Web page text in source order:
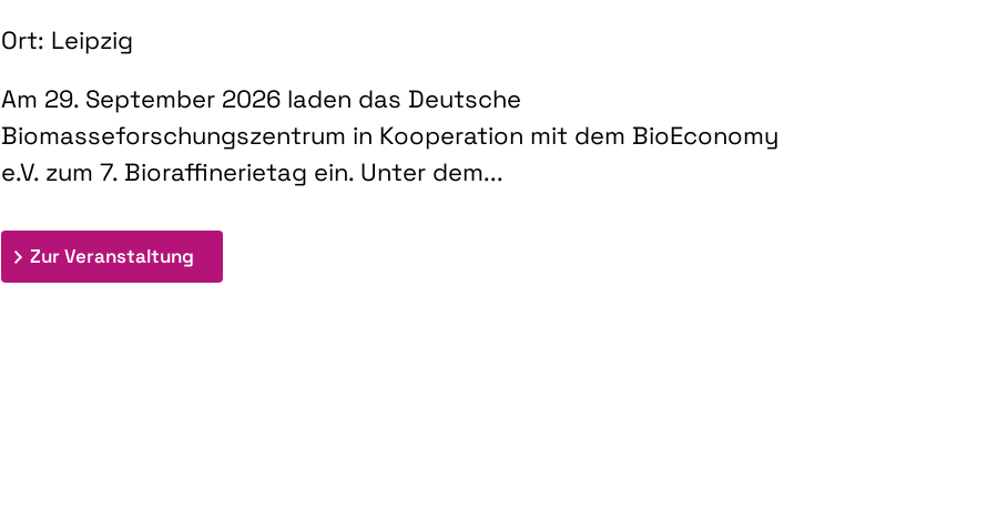
Ort: Leipzig
Am 29. September 2026 laden das Deutsche
Biomasseforschungszentrum in Kooperation mit dem BioEconomy
e.V. zum 7. Bioraffinerietag ein. Unter dem...
Zur Veranstaltung: 7. Bioraffinerietag "Schlüsseltechnologien für biobasierte Produkte und Kraftstoffe"